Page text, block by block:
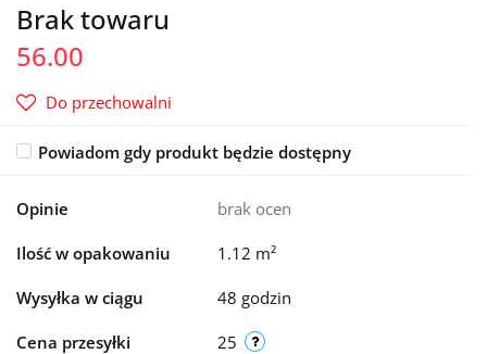
Brak towaru
56.00
Do przechowalni
Powiadom gdy produkt będzie dostępny
Opinie brak ocen
Ilość w opakowaniu 1.12 m²
Wysyłka w ciągu 48 godzin
Cena przesyłki 25